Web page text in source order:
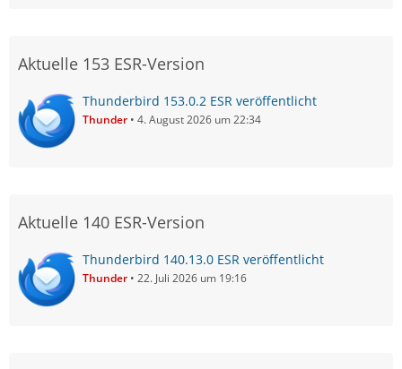
Aktuelle 153 ESR-Version
Thunderbird 153.0.2 ESR veröffentlicht
Thunder 4. August 2026 um 22:34
Aktuelle 140 ESR-Version
Thunderbird 140.13.0 ESR veröffentlicht
Thunder 22. Juli 2026 um 19:16